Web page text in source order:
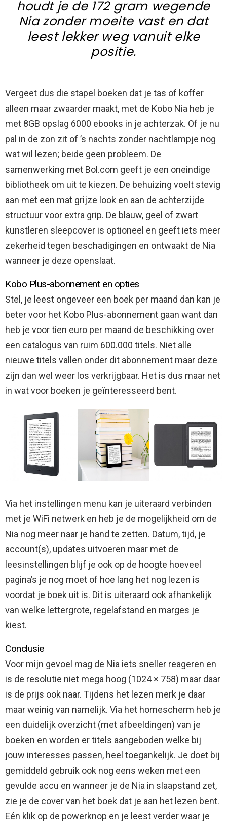
houdt je de 172 gram wegende
Nia zonder moeite vast en dat
leest lekker weg vanuit elke
positie.
Vergeet dus die stapel boeken dat je tas of koffer
alleen maar zwaarder maakt, met de Kobo Nia heb je
met 8GB opslag 6000 ebooks in je achterzak. Of je nu
pal in de zon zit of ’s nachts zonder nachtlampje nog
wat wil lezen; beide geen probleem. De
samenwerking met Bol.com geeft je een oneindige
bibliotheek om uit te kiezen. De behuizing voelt stevig
aan met een mat grijze look en aan de achterzijde
structuur voor extra grip. De blauw, geel of zwart
kunstleren sleepcover is optioneel en geeft iets meer
zekerheid tegen beschadigingen en ontwaakt de Nia
wanneer je deze openslaat.
Kobo Plus-abonnement en opties
Stel, je leest ongeveer een boek per maand dan kan je
beter voor het Kobo Plus-abonnement gaan want dan
heb je voor tien euro per maand de beschikking over
een catalogus van ruim 600.000 titels. Niet alle
nieuwe titels vallen onder dit abonnement maar deze
zijn dan wel weer los verkrijgbaar. Het is dus maar net
in wat voor boeken je geïnteresseerd bent.
Via het instellingen menu kan je uiteraard verbinden
met je WiFi netwerk en heb je de mogelijkheid om de
Nia nog meer naar je hand te zetten. Datum, tijd, je
account(s), updates uitvoeren maar met de
leesinstellingen blijf je ook op de hoogte hoeveel
pagina’s je nog moet of hoe lang het nog lezen is
voordat je boek uit is. Dit is uiteraard ook afhankelijk
van welke lettergrote, regelafstand en marges je
kiest.
Conclusie
Voor mijn gevoel mag de Nia iets sneller reageren en
is de resolutie niet mega hoog (1024 × 758) maar daar
is de prijs ook naar. Tijdens het lezen merk je daar
maar weinig van namelijk. Via het homescherm heb je
een duidelijk overzicht (met afbeeldingen) van je
boeken en worden er titels aangeboden welke bij
jouw interesses passen, heel toegankelijk. Je doet bij
gemiddeld gebruik ook nog eens weken met een
gevulde accu en wanneer je de Nia in slaapstand zet,
zie je de cover van het boek dat je aan het lezen bent.
Eén klik op de powerknop en je leest verder waar je